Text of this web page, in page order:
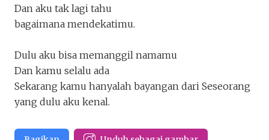
Dan aku tak lagi tahu
bagaimana mendekatimu.
Dulu aku bisa memanggil namamu
Dan kamu selalu ada
Sekarang kamu hanyalah bayangan dari Seseorang
yang dulu aku kenal.